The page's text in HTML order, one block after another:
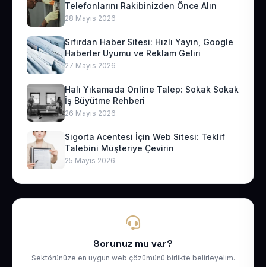
Telefonlarını Rakibinizden Önce Alın
28 Mayıs 2026
Sıfırdan Haber Sitesi: Hızlı Yayın, Google
Haberler Uyumu ve Reklam Geliri
27 Mayıs 2026
Halı Yıkamada Online Talep: Sokak Sokak
İş Büyütme Rehberi
26 Mayıs 2026
Sigorta Acentesi İçin Web Sitesi: Teklif
Talebini Müşteriye Çevirin
25 Mayıs 2026
Sorunuz mu var?
Sektörünüze en uygun web çözümünü birlikte belirleyelim.